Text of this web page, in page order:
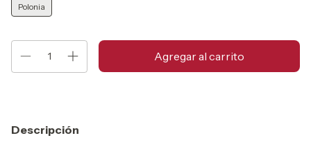
Polonia
Descripción